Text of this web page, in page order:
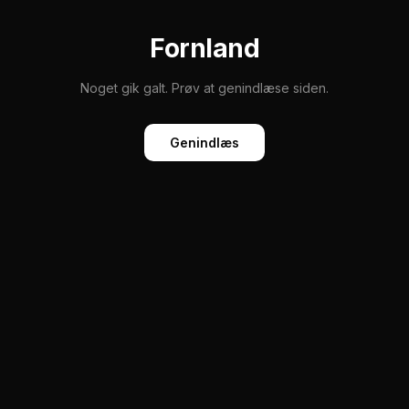
Fornland
Noget gik galt. Prøv at genindlæse siden.
Genindlæs